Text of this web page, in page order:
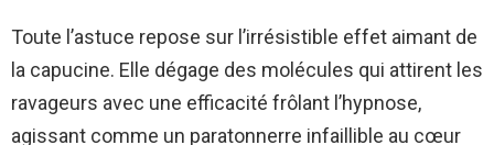
Toute l’astuce repose sur l’irrésistible effet aimant de
la capucine. Elle dégage des molécules qui attirent les
ravageurs avec une efficacité frôlant l’hypnose,
agissant comme un paratonnerre infaillible au cœur